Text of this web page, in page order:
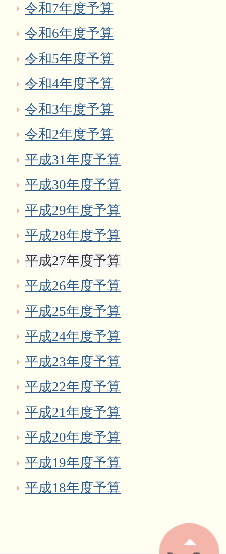
令和7年度予算
令和6年度予算
令和5年度予算
令和4年度予算
令和3年度予算
令和2年度予算
平成31年度予算
平成30年度予算
平成29年度予算
平成28年度予算
平成27年度予算
平成26年度予算
平成25年度予算
平成24年度予算
平成23年度予算
平成22年度予算
平成21年度予算
平成20年度予算
平成19年度予算
平成18年度予算